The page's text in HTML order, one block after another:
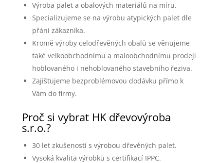
Výroba palet a obalových materiálů na míru.
Specializujeme se na výrobu atypických palet dle
přání zákazníka.
Kromě výroby celodřevěných obalů se věnujeme
také velkoobchodnímu a maloobchodnímu prodeji
hoblovaného i nehoblovaného stavebního řeziva.
Zajišťujeme bezproblémovou dodávku přímo k
Vám do firmy.
Proč si vybrat HK dřevovýroba
s.r.o.?
30 let zkušeností s výrobou dřevěných palet.
Vysoká kvalita výrobků s certifikací IPPC.